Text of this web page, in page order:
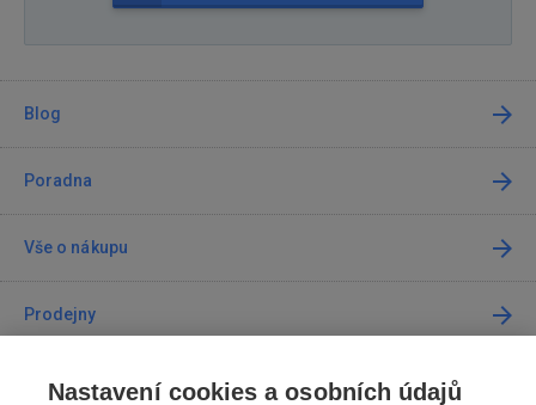
Blog
Poradna
Vše o nákupu
Prodejny
Kontakt
Nastavení cookies a osobních údajů